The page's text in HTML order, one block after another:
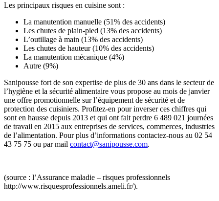
Les principaux risques en cuisine sont :
La manutention manuelle (51% des accidents)
Les chutes de plain-pied (13% des accidents)
L’outillage à main (13% des accidents)
Les chutes de hauteur (10% des accidents)
La manutention mécanique (4%)
Autre (9%)
Sanipousse fort de son expertise de plus de 30 ans dans le secteur de
l’hygiène et la sécurité alimentaire vous propose au mois de janvier
une offre promotionnelle sur l’équipement de sécurité et de
protection des cuisiniers. Profitez-en pour inverser ces chiffres qui
sont en hausse depuis 2013 et qui ont fait perdre 6 489 021 journées
de travail en 2015 aux entreprises de services, commerces, industries
de l’alimentation. Pour plus d’informations contactez-nous au 02 54
43 75 75 ou par mail contact@sanipousse.com.
(source : l’Assurance maladie – risques professionnels
http://www.risquesprofessionnels.ameli.fr/).